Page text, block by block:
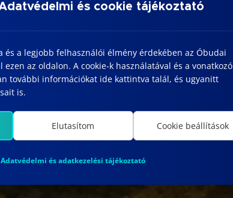
és cookie tájékoztató
és a legjobb felhasználói élmény érdekében az Óbudai
ezen az oldalon. A cookie-k használatával és a vonatkozó
további információkat ide kattintva talál, és ugyanitt
is.
Elutasítom Cookie beállítások
Adatvédelmi és adatkezelési tájékoztató